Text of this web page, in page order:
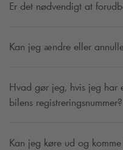
Er det nødvendigt at
Kan jeg ændre eller
Hvad gør jeg, hvis jeg har
bilens registreringsnummer?
Kan jeg køre ud og